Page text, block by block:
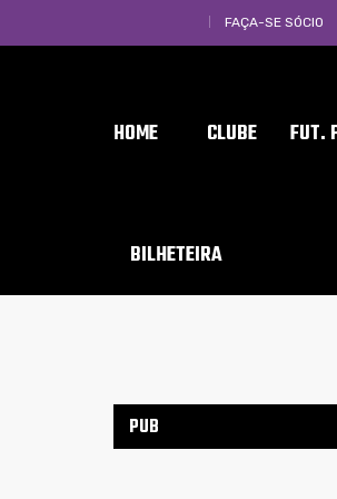
FAÇA-SE SÓCIO
HOME CLUBE FUT.
BILHETEIRA
PUB